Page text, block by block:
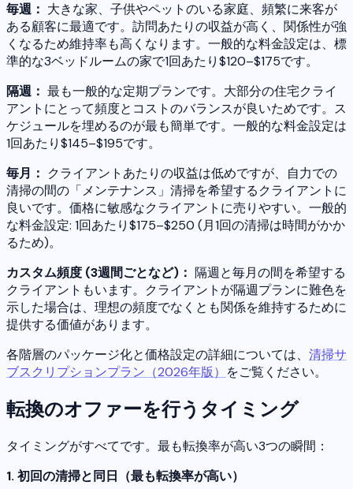
毎週： 大きな家、子供やペットのいる家庭、頻繁に来客が
ある顧客に最適です。訪問あたりの収益が高く、関係性が強
くなるため維持率も高くなります。一般的な料金設定は、標
準的な3ベッドルームの家で1回あたり$120–$175です。
隔週： 最も一般的な定期プランです。大部分の住宅クライ
アントにとって頻度とコストのバランスが良いためです。ス
ケジュールを埋めるのが最も簡単です。一般的な料金設定は
1回あたり$145–$195です。
毎月： クライアントあたりの収益は低めですが、自力での
清掃の間の「メンテナンス」清掃を希望するクライアントに
良いです。価格に敏感なクライアントに売りやすい。一般的
な料金設定: 1回あたり$175–$250 (月1回の清掃は時間がかか
るため)。
カスタム頻度 (3週間ごとなど)： 隔週と毎月の間を希望する
クライアントもいます。クライアントが隔週プランに難色を
示した場合は、理想の頻度でなくとも関係を維持するために
提供する価値があります。
各階層のパッケージ化と価格設定の詳細については、 清掃サ
ブスクリプションプラン（2026年版） をご覧ください。
転換のオファーを行うタイミング
タイミングがすべてです。最も転換率が高い3つの瞬間：
1. 初回の清掃と同日（最も転換率が高い）